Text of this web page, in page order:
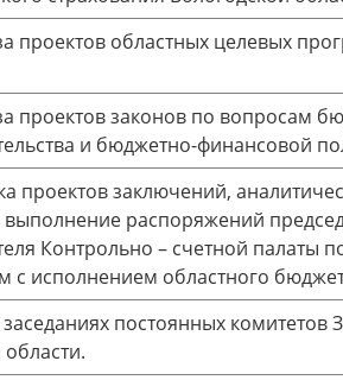
проектов областных целевых
проектов законов по вопросам
и бюджетно-финансовой
проектов заключений,
выполнение распоряжений
Контрольно – счетной палаты
с исполнением областного
постоянных комитетов